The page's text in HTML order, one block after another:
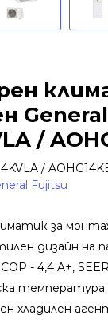
/
/
Fujitsu
за
дизайн на
- 4,4 A+,
температура
хладилен